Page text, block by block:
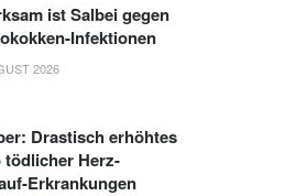
ist Salbei gegen
Infektionen
2026
Drastisch erhöhtes
tödlicher Herz-
Erkrankungen